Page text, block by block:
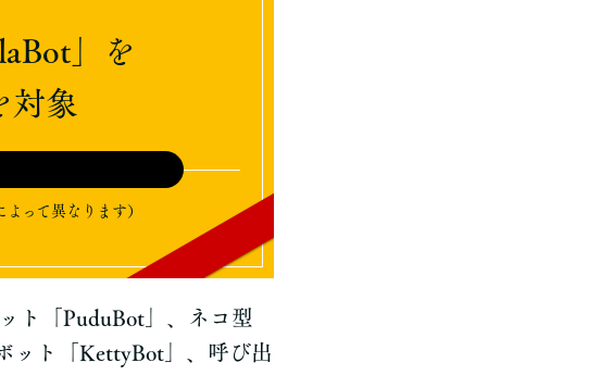
」を
対象
って異なります）
ト「PuduBot」、ネコ型
ット「KettyBot」、呼び出